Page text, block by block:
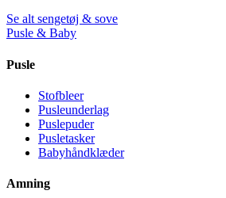
Se alt sengetøj & sove
Pusle & Baby
Pusle
Stofbleer
Pusleunderlag
Puslepuder
Pusletasker
Babyhåndklæder
Amning